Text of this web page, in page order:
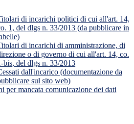
di incarichi politici di cui all'art. 14,
1, del dlgs n. 33/2013 (da pubblicare in
di incarichi di amministrazione, di
o di governo di cui all'art. 14, co.
bis, del dlgs n. 33/2013
dall'incarico (documentazione da
sul sito web)
per mancata comunicazione dei dati